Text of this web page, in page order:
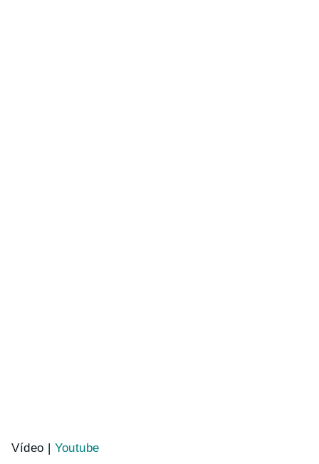
Vídeo |Youtube